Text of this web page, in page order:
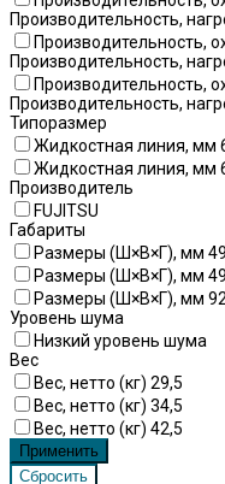
Производительность,
Производительность,
Производительность,
Производительность,
Производительность,
Типоразмер
Жидкостная линия, мм
Жидкостная линия, мм
Производитель
FUJITSU
Габариты
Размеры (Ш×В×Г), мм
Размеры (Ш×В×Г), мм
Размеры (Ш×В×Г), мм
Уровень шума
Низкий уровень шума
Вес
Вес, нетто (кг) 29,5
Вес, нетто (кг) 34,5
Вес, нетто (кг) 42,5